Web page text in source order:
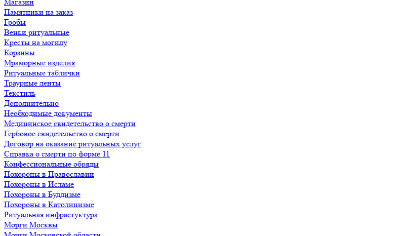
Памятники на заказ
Гробы
Венки ритуальные
Кресты на могилу
Корзины
Мраморные изделия
Ритуальные таблички
Траурные ленты
Текстиль
Дополнительно
Необходимые документы
Медицинское свидетельство о смерти
Гербовое свидетельство о смерти
Договор на оказание ритуальных услуг
Справка о смерти по форме 11
Конфессиональные обряды
Похороны в Православии
Похороны в Исламе
Похороны в Буддизме
Похороны в Католицизме
Ритуальная инфрастуктура
Морги Москвы